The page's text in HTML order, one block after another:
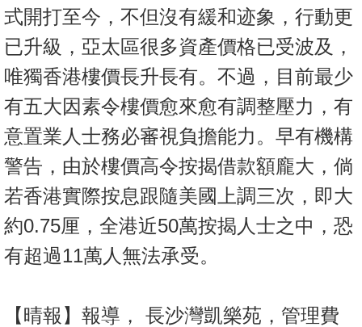
式開打至今，不但沒有緩和迹象，行動更
已升級，亞太區很多資產價格已受波及，
唯獨香港樓價長升長有。不過，目前最少
有五大因素令樓價愈來愈有調整壓力，有
意置業人士務必審視負擔能力。早有機構
警告，由於樓價高令按揭借款額龐大，倘
若香港實際按息跟隨美國上調三次，即大
約0.75厘，全港近50萬按揭人士之中，恐
有超過11萬人無法承受。
【晴報】報導， 長沙灣凱樂苑，管理費